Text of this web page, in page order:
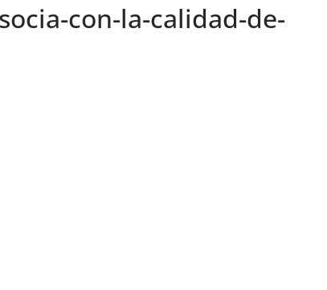
con-la-calidad-de-